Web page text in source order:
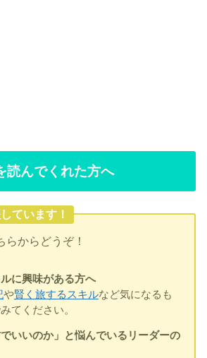
読んでくれた方へ
ています！
らからどうぞ！
に興味がある方へ
や賢く旅するスキルなど気になるも
てください。
いいのか」と悩んでいるリーダーの